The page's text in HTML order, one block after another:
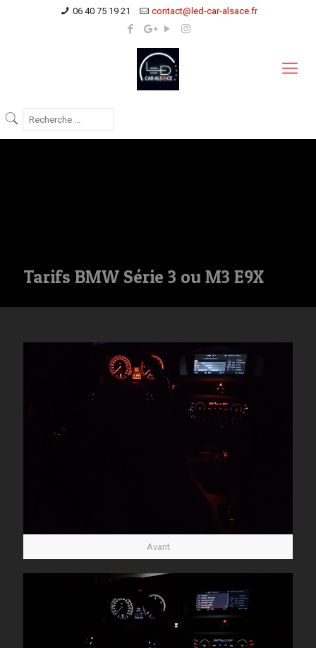
06 40 75 19 21 contact@led-car-alsace.fr
Tarifs BMW Série 3 ou M3 E9X
Avant